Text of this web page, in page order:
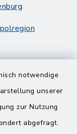
notwendige
unserer
zur Nutzung
abgefragt.